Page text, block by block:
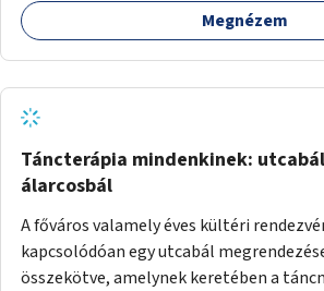
Megnézem
Táncterápia mindenkinek:
álarcosbál
A főváros valamely éves kültéri
kapcsolódóan egy utcabál
összekötve, amelynek keretében a